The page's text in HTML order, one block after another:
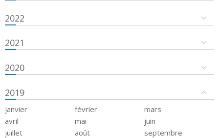
2022
2021
2020
2019
janvier février
mars
avril
mai
juin
juillet
août
septembre